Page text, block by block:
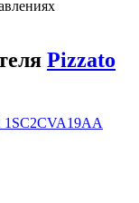
Pizzato